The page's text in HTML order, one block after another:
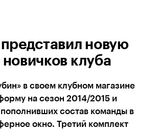
новую
клуба
в своем клубном магазине
на сезон 2014/2015 и
состав команды в
окно. Третий комплект